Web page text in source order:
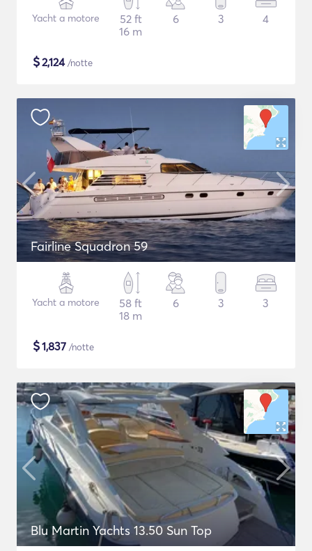
Yacht a motore
52 ft
16 m
6 3 4
$2,124/notte
Fairline Squadron 59
Yacht a motore
58 ft
18 m
6 3 3
$1,837 /notte
Blu Martin Yachts 13.50 Sun Top